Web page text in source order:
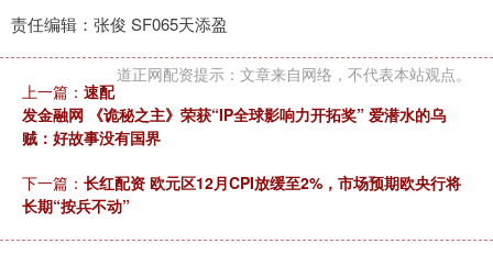
责任编辑：张俊 SF065天添盈
道正网配资提示：文章来自网络，不代表本站观点。
上一篇： 速配
发金融网 《诡秘之主》荣获“IP全球影响力开拓奖” 爱潜水的乌
贼：好故事没有国界
下一篇： 长红配资 欧元区12月CPI放缓至2%，市场预期欧央行将
长期“按兵不动”